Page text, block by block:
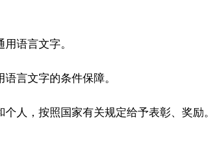
语言文字。
言文字的条件保障。
，按照国家有关规定给予表彰、奖励。